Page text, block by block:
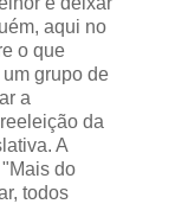
aqui no
o que
grupo de
a
da
A
do
todos